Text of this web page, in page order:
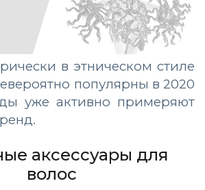
в этническом стиле
популярны в 2020
уже активно примеряют
аксессуары для
волос